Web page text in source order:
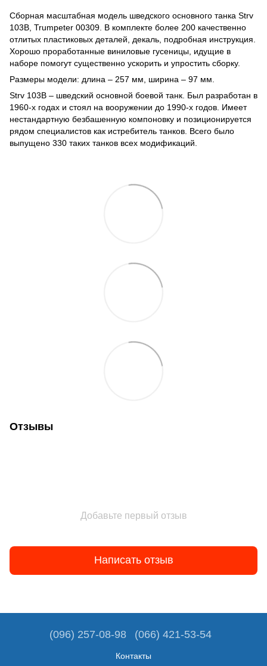
Сборная масштабная модель шведского основного танка Strv
103B, Trumpeter 00309. В комплекте более 200 качественно
отлитых пластиковых деталей, декаль, подробная инструкция.
Хорошо проработанные виниловые гусеницы, идущие в
наборе помогут существенно ускорить и упростить сборку.
Размеры модели: длина – 257 мм, ширина – 97 мм.
Strv 103B – шведский основной боевой танк. Был разработан в
1960-х годах и стоял на вооружении до 1990-х годов. Имеет
нестандартную безбашенную компоновку и позиционируется
рядом специалистов как истребитель танков. Всего было
выпущено 330 таких танков всех модификаций.
Отзывы
Добавьте первый отзыв
Написать отзыв
(096) 257-08-98 (066) 421-53-54
Контакты